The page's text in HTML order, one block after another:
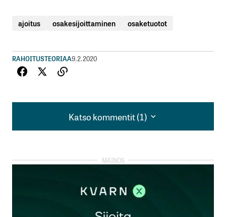
ajoitus osakesijoittaminen osaketuotot
RAHOITUSTEORIAA9.2.2020
Katso kommentit (1)
Katso kommentit (1)
unohtaa. Vain sellainen sijoittaja kuitenkin voi
olla varaa sijoittaa ja sitten on oltava vielä varaa